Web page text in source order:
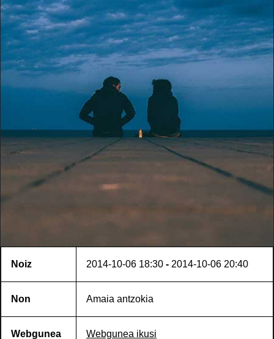
Noiz 2014-10-06 18:30 - 2014-10-06 20:40
Non Amaia antzokia
Webgunea Webgunea ikusi